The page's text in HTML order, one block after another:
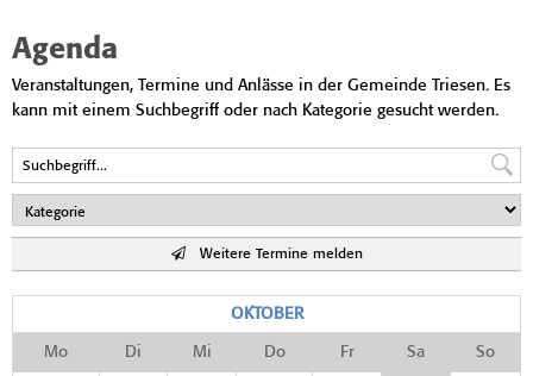
Agenda
Veranstaltungen, Termine und Anlässe in der Gemeinde Triesen. Es
kann mit einem Suchbegriff oder nach Kategorie gesucht werden.
Weitere Termine melden
OKTOBER
Mo Di Mi Do Fr Sa So